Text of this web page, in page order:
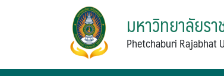
มหาวิทยาลัยร
Phetchaburi Rajabhat